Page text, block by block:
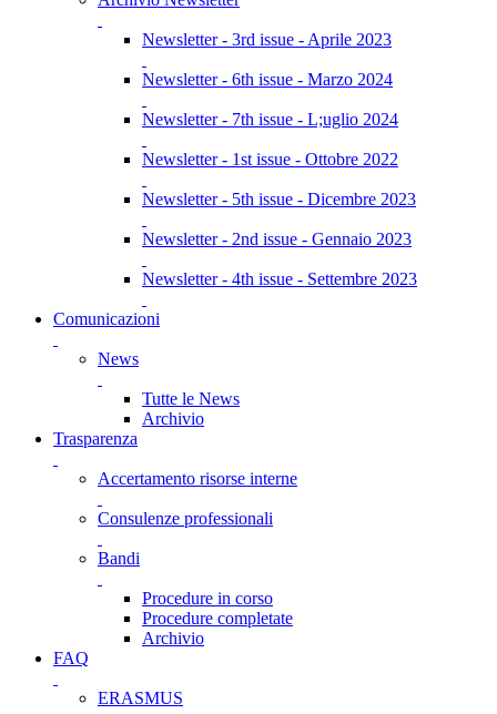
Newsletter - 3rd issue - Aprile 2023
Newsletter - 6th issue - Marzo 2024
Newsletter - 7th issue - L;uglio 2024
Newsletter - 1st issue - Ottobre 2022
Newsletter - 5th issue - Dicembre 2023
Newsletter - 2nd issue - Gennaio 2023
Newsletter - 4th issue - Settembre 2023
Comunicazioni
News
Tutte le News
Archivio
Trasparenza
Accertamento risorse interne
Consulenze professionali
Bandi
Procedure in corso
Procedure completate
Archivio
FAQ
ERASMUS